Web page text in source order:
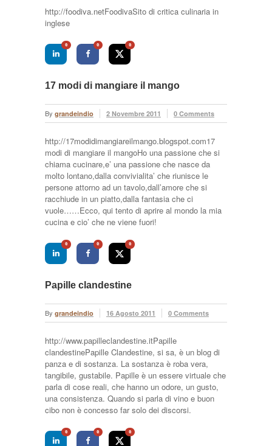
http://foodiva.netFoodivaSito di critica culinaria in
inglese
0 0 0
17 modi di mangiare il mango
By grandeindio 2 Novembre 2011 0 Comments
http://17modidimangiareilmango.blogspot.com17
modi di mangiare il mangoHo una passione che si
chiama cucinare,e’ una passione che nasce da
molto lontano,dalla convivialita’ che riunisce le
persone attorno ad un tavolo,dall’amore che si
racchiude in un piatto,dalla fantasia che ci
vuole……Ecco, qui tento di aprire al mondo la mia
cucina e cio’ che ne viene fuori!
0 0 0
Papille clandestine
By grandeindio 16 Agosto 2011 0 Comments
http://www.papilleclandestine.itPapille
clandestinePapille Clandestine, si sa, è un blog di
panza e di sostanza. La sostanza è roba vera,
tangibile, gustabile. Papille è un essere virtuale che
parla di cose reali, che hanno un odore, un gusto,
una consistenza. Quando si parla di vino e buon
cibo non è concesso far solo dei discorsi.
0 0 0